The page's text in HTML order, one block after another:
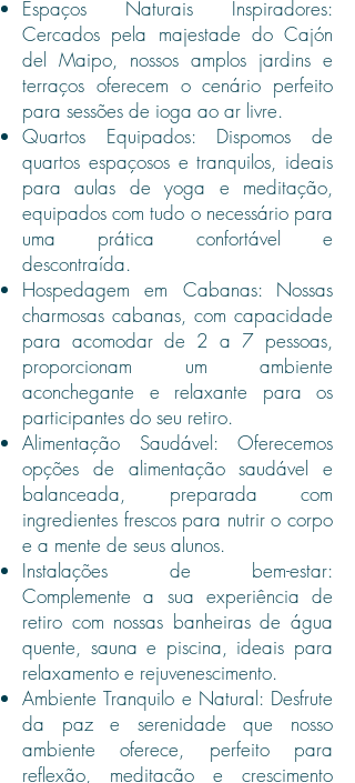
Espaços Naturais Inspiradores:
Cercados pela majestade do Cajón
del Maipo, nossos amplos jardins e
terraços oferecem o cenário perfeito
para sessões de ioga ao ar livre.
Quartos Equipados: Dispomos de
quartos espaçosos e tranquilos, ideais
para aulas de yoga e meditação,
equipados com tudo o necessário para
uma prática confortável e
descontraída.
Hospedagem em Cabanas: Nossas
charmosas cabanas, com capacidade
para acomodar de 2 a 7 pessoas,
proporcionam um ambiente
aconchegante e relaxante para os
participantes do seu retiro.
Alimentação Saudável: Oferecemos
opções de alimentação saudável e
balanceada, preparada com
ingredientes frescos para nutrir o corpo
e a mente de seus alunos.
Instalações de bem-estar:
Complemente a sua experiência de
retiro com nossas banheiras de água
quente, sauna e piscina, ideais para
relaxamento e rejuvenescimento.
Ambiente Tranquilo e Natural: Desfrute
da paz e serenidade que nosso
ambiente oferece, perfeito para
reflexão, meditação e crescimento